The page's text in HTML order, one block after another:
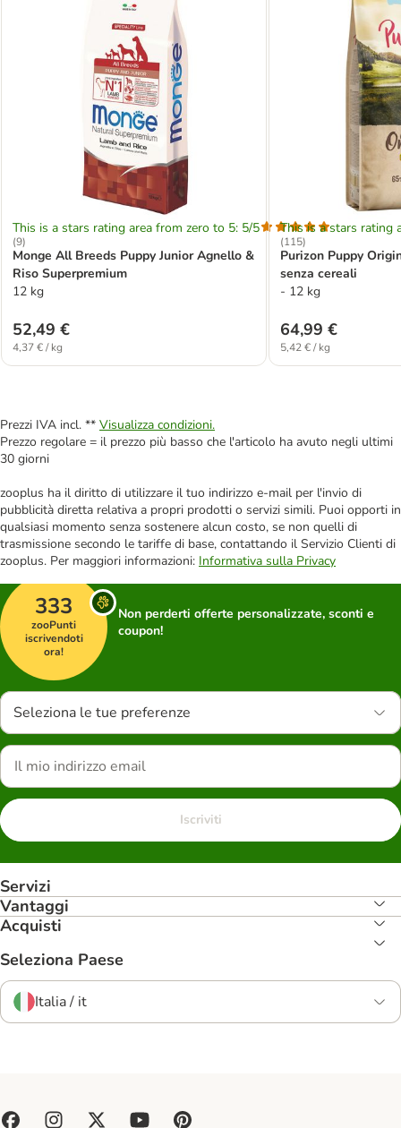
This is a stars rating area from zero to 5: 5/5
(9)
Monge All Breeds Puppy Junior Agnello &
Riso Superpremium
12 kg
52,49 €
4,37 € / kg
This is a stars rating
(115)
Purizon Puppy
senza cereali
- 12 kg
64,99 €
5,42 € / kg
Prezzi IVA incl. ** Visualizza condizioni.
Prezzo regolare = il prezzo più basso che l'articolo ha avuto negli ultimi
30 giorni
zooplus ha il diritto di utilizzare il tuo indirizzo e-mail per l'invio di
pubblicità diretta relativa a propri prodotti o servizi simili. Puoi opporti in
qualsiasi momento senza sostenere alcun costo, se non quelli di
trasmissione secondo le tariffe di base, contattando il Servizio Clienti di
zooplus. Per maggiori informazioni: Informativa sulla Privacy
333
zooPunti
iscrivendoti
ora!
Non perderti offerte personalizzate, sconti e
coupon!
Seleziona le tue preferenze
Iscriviti
Servizi
Vantaggi
Acquisti
Seleziona Paese
Italia / it